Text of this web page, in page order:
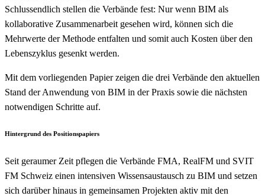
Schlussendlich stellen die Verbände fest: Nur wenn BIM als
kollaborative Zusammenarbeit gesehen wird, können sich die
Mehrwerte der Methode entfalten und somit auch Kosten über den
Lebenszyklus gesenkt werden.
Mit dem vorliegenden Papier zeigen die drei Verbände den aktuellen
Stand der Anwendung von BIM in der Praxis sowie die nächsten
notwendigen Schritte auf.
Hintergrund des Positionspapiers
Seit geraumer Zeit pflegen die Verbände FMA, RealFM und SVIT
FM Schweiz einen intensiven Wissensaustausch zu BIM und setzen
sich darüber hinaus in gemeinsamen Projekten aktiv mit den